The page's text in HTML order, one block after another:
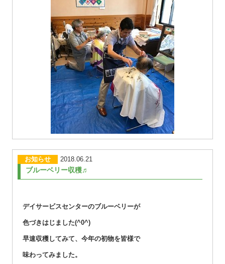
お知らせ 2018.06.21
ブルーベリー収穫♬
デイサービスセンターのブルーベリーが
色づきはじました(^0^)
早速収穫してみて、今年の初物を皆様で
味わってみました。